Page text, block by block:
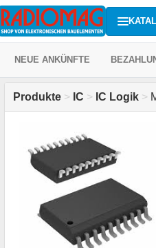
NEUE ANKÜNFTE
Produkte > IC > IC Logik >